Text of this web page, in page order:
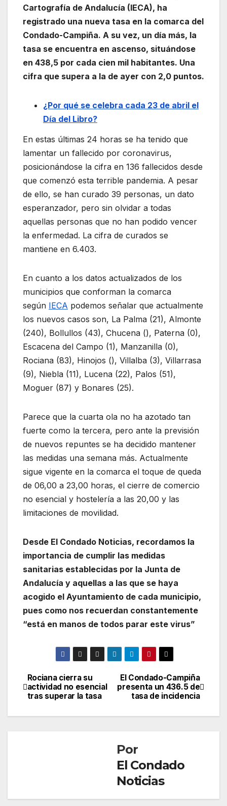
Cartografía de Andalucía (IECA), ha
registrado una nueva tasa en la comarca del
Condado-Campiña. A su vez, un día más, la
tasa se encuentra en ascenso, situándose
en 438,5 por cada cien mil habitantes. Una
cifra que supera a la de ayer con 2,0 puntos.
¿Por qué se celebra cada 23 de abril el
Día del Libro?
En estas últimas 24 horas se ha tenido que
lamentar un fallecido por coronavirus,
posicionándose la cifra en 136 fallecidos desde
que comenzó esta terrible pandemia. A pesar
de ello, se han curado 39 personas, un dato
esperanzador, pero sin olvidar a todas
aquellas personas que no han podido vencer
la enfermedad. La cifra de curados se
mantiene en 6.403.
En cuanto a los datos actualizados de los
municipios que conforman la comarca
según IECA podemos señalar que actualmente
los nuevos casos son, La Palma (21), Almonte
(240), Bollullos (43), Chucena (), Paterna (0),
Escacena del Campo (1), Manzanilla (0),
Rociana (83), Hinojos (), Villalba (3), Villarrasa
(9), Niebla (11), Lucena (22), Palos (51),
Moguer (87) y Bonares (25).
Parece que la cuarta ola no ha azotado tan
fuerte como la tercera, pero ante la previsión
de nuevos repuntes se ha decidido mantener
las medidas una semana más. Actualmente
sigue vigente en la comarca el toque de queda
de 06,00 a 23,00 horas, el cierre de comercio
no esencial y hostelería a las 20,00 y las
limitaciones de movilidad.
Desde El Condado Noticias, recordamos la
importancia de cumplir las medidas
sanitarias establecidas por la Junta de
Andalucía y aquellas a las que se haya
acogido el Ayuntamiento de cada municipio,
pues como nos recuerdan constantemente
“está en manos de todos parar este virus”
Navegación
de
El Condado-Campiña
presenta un 436.5 de
tasa de incidencia
Rociana cierra su
actividad no esencial
tras superar la tasa
Por
El Condado
Noticias